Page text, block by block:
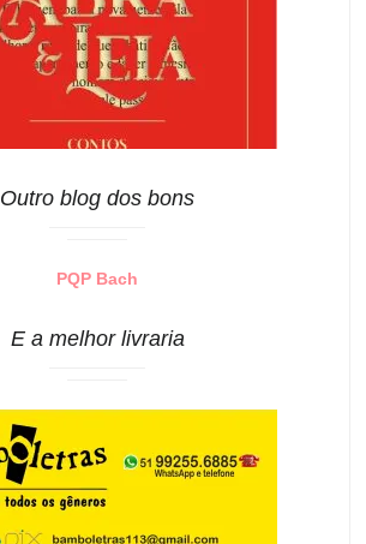
Outro blog dos bons
PQP Bach
E a melhor livraria